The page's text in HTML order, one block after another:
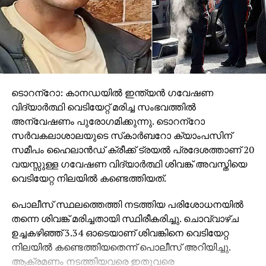
കടമയാണെന്നിരിക്കെ ആസ്പത്രികള്‍ വഴി രോഗം
പകരുന്നുവെന്നത് ചെറുതായി കാണേണ്ടതല്ല.
സര്‍ക്കാര്‍ ആസ്പത്രികളുടെ കണക്ക്
മേല്‍പറഞ്ഞതാണെങ്കില്‍ സംസ്ഥാനത്തെ
ഡസന്‍കണക്കിന് സ്വകാര്യ ആതുരാലയങ്ങളിലെ
തികില്‍സാ-പരിശോധനാസംവിധാനങ്ങളുടെ
സുരക്ഷിതത്വത്തെക്കുറിച്ച് കൂടുതലെന്തെങ്കിലും
പറയേണ്ടതുണ്ടോ. പ്രതിദിനം അഞ്ചുലക്ഷം യൂണിറ്റ്
രക്തം സംസ്ഥാനത്ത് ദാനം ചെയ്യപ്പെടുന്നതായാണ്
കണക്ക്. സൗജന്യമായും ദാതാക്കളില്‍ ചിലര്‍
പണത്തിനുവേണ്ടിപോലും രക്തം ദാനം
ചെയ്യുന്നുവെന്ന് റിപ്പോര്‍ട്ടുകളുണ്ട്. ഇവരെ മതിയായ
പരിശോധനകള്‍ക്ക് വിധേയമാക്കുന്നുണ്ടോ എന്നത്
ആസ്പത്രികളും ഡോക്ടര്‍മാരും അവരുടെ
സംഘടനകളുമൊക്കെ ആലോചിക്കണം. എലീസക്ക്
പകരം എല്ലാ രക്തസാമ്പിളുകളും നാറ്റ് പരിശോധനക്ക്
വിധേയമാക്കുന്നുണ്ടെന്ന് സര്‍ക്കാര്‍ ഉറപ്പുവരുത്തണം.
എന്നിട്ടൊക്കെ മതി രക്തദാനത്തിന്റെ
ടൊറന്‌റോ: കാനഡയില്‍ ഇന്ത്യന്‍ ഗവേഷണ
വിദ്യാര്‍ത്ഥി വെടിയേറ്റ് മരിച്ച സംഭവത്തില്‍
അന്വേഷണം പുരോഗമിക്കുന്നു. ടൊറന്‌റോ
സര്‍വകലാശാലയുടെ സ്‌കാര്‍ബറോ ക്യാംപസിന്
സമീപം ഹൈലാന്‍ഡ് ക്രീക്ക് ട്രയല്‍ പ്രദേശത്താണ് 20
വയസ്സുള്ള ഗവേഷണ വിദ്യാര്‍ത്ഥി ശിവങ്ക് അവസ്തിയെ
വെടിയേറ്റ നിലയില്‍ കണ്ടെത്തിയത്.
പൊലീസ് സ്ഥലത്തെത്തി നടത്തിയ പരിശോധനയില്‍
തന്നെ ശിവങ്ക് മരിച്ചതായി സ്ഥിരീകരിച്ചു. ചൊവ്വാഴ്ച
ഉച്ചകഴിഞ്ഞ് 3.34 ഓടെയാണ് ശിവങ്കിനെ വെടിയേറ്റ
നിലയില്‍ കണ്ടെത്തിയതെന്ന് പൊലീസ് അറിയിച്ചു.
ആക്രമണം നടത്തിയവരെ ഇതുവരെ